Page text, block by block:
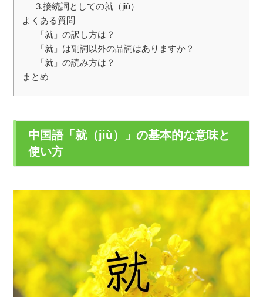
3.接続詞としての就（jiù）
よくある質問
「就」の訳し方は？
「就」は副詞以外の品詞はありますか？
「就」の読み方は？
まとめ
中国語「就（jiù）」の基本的な意味と
使い方